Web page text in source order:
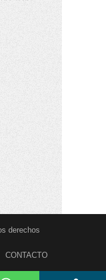
derechos
CONTACTO